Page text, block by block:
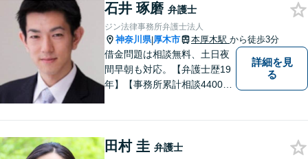
石井 琢磨 弁護士
ジン法律事務所弁護士法人
神奈川県|厚木市 本厚木駅 から徒歩3分
借金問題は相談無料、土日夜
間早朝も対応。【弁護士歴19
年】【事務所累計相談4400件
男女問題
詳細を見
る
田村 圭 弁護士